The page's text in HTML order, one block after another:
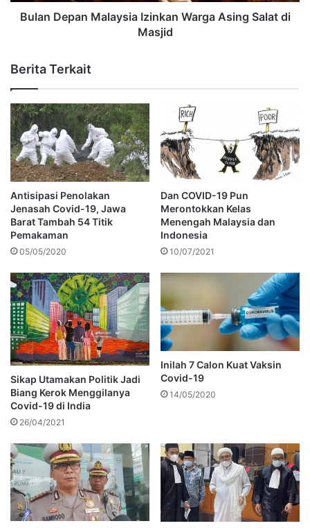
Bulan Depan Malaysia Izinkan Warga Asing Salat di
Masjid
Berita Terkait
Antisipasi Penolakan
Jenasah Covid-19, Jawa
Barat Tambah 54 Titik
Pemakaman
05/05/2020
Dan COVID-19 Pun
Merontokkan Kelas
Menengah Malaysia dan
Indonesia
10/07/2021
Sikap Utamakan Politik Jadi
Biang Kerok Menggilanya
Covid-19 di India
26/04/2021
Inilah 7 Calon Kuat Vaksin
Covid-19
14/05/2020